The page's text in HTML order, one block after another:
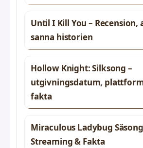
Until I Kill You – Recension,
sanna historien
Hollow Knight: Silksong –
utgivningsdatum,
fakta
Miraculous Ladybug
Streaming & Fakta